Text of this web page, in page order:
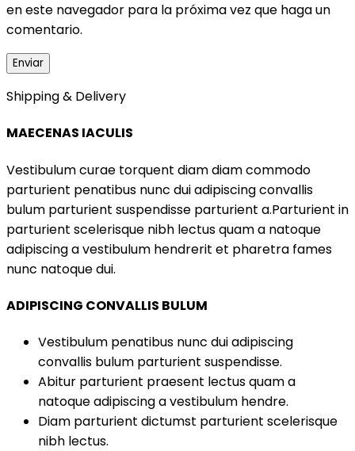
en este navegador para la próxima vez que haga un
comentario.
Shipping & Delivery
MAECENAS IACULIS
Vestibulum curae torquent diam diam commodo
parturient penatibus nunc dui adipiscing convallis
bulum parturient suspendisse parturient a.Parturient in
parturient scelerisque nibh lectus quam a natoque
adipiscing a vestibulum hendrerit et pharetra fames
nunc natoque dui.
ADIPISCING CONVALLIS BULUM
Vestibulum penatibus nunc dui adipiscing
convallis bulum parturient suspendisse.
Abitur parturient praesent lectus quam a
natoque adipiscing a vestibulum hendre.
Diam parturient dictumst parturient scelerisque
nibh lectus.